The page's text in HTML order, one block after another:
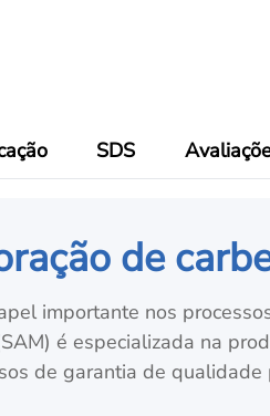
SDS
de
importante nos
é especializada na
de garantia de